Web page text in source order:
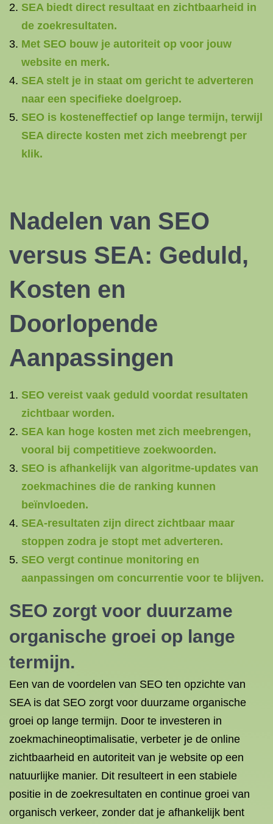
SEA biedt direct resultaat en zichtbaarheid in
de zoekresultaten.
Met SEO bouw je autoriteit op voor jouw
website en merk.
SEA stelt je in staat om gericht te adverteren
naar een specifieke doelgroep.
SEO is kosteneffectief op lange termijn, terwijl
SEA directe kosten met zich meebrengt per
klik.
Nadelen van SEO
versus SEA: Geduld,
Kosten en
Doorlopende
Aanpassingen
SEO vereist vaak geduld voordat resultaten
zichtbaar worden.
SEA kan hoge kosten met zich meebrengen,
vooral bij competitieve zoekwoorden.
SEO is afhankelijk van algoritme-updates van
zoekmachines die de ranking kunnen
beïnvloeden.
SEA-resultaten zijn direct zichtbaar maar
stoppen zodra je stopt met adverteren.
SEO vergt continue monitoring en
aanpassingen om concurrentie voor te blijven.
SEO zorgt voor duurzame
organische groei op lange
termijn.
Een van de voordelen van SEO ten opzichte van
SEA is dat SEO zorgt voor duurzame organische
groei op lange termijn. Door te investeren in
zoekmachineoptimalisatie, verbeter je de online
zichtbaarheid en autoriteit van je website op een
natuurlijke manier. Dit resulteert in een stabiele
positie in de zoekresultaten en continue groei van
organisch verkeer, zonder dat je afhankelijk bent